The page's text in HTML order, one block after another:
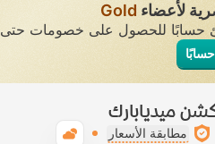
لأعضاء Gold
حسابًا للحصول على خصومات حتى
ميديابارك
مطابقة الأسعار